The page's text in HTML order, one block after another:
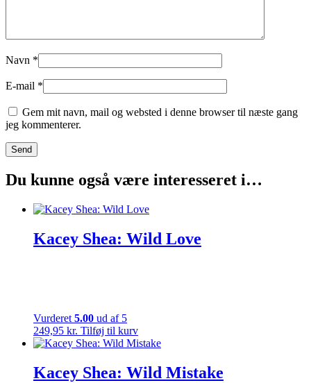
Navn *
E-mail *
Gem mit navn, mail og websted i denne browser til næste gang
jeg kommenterer.
Du kunne også være interesseret i…
Kacey Shea: Wild Love
Vurderet5.00 ud af 5
249,95 kr. Tilføj til kurv
Kacey Shea: Wild Mistake